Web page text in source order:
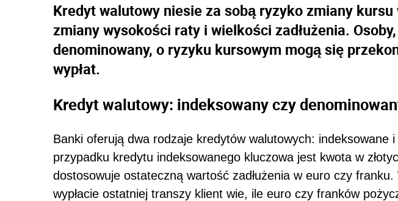
Kredyt walutowy niesie za sobą ryzyko zmiany
zmiany wysokości raty i wielkości zadłużenia.
denominowany, o ryzyku kursowym mogą się
wypłat.
Kredyt walutowy: indeksowany czy
Banki oferują dwa rodzaje kredytów walutowych: indeksowane
przypadku kredytu indeksowanego kluczowa jest kwota w
dostosowuje ostateczną wartość zadłużenia w euro czy
wypłacie ostatniej transzy klient wie, ile euro czy franków